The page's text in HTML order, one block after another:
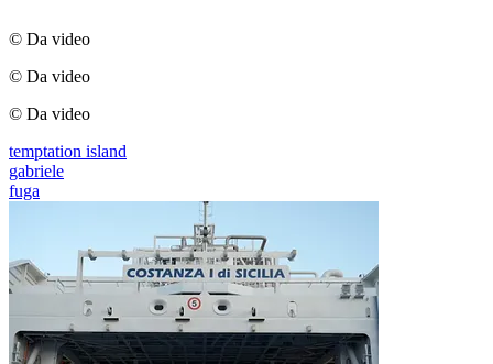
© Da video
© Da video
© Da video
temptation island
gabriele
fuga